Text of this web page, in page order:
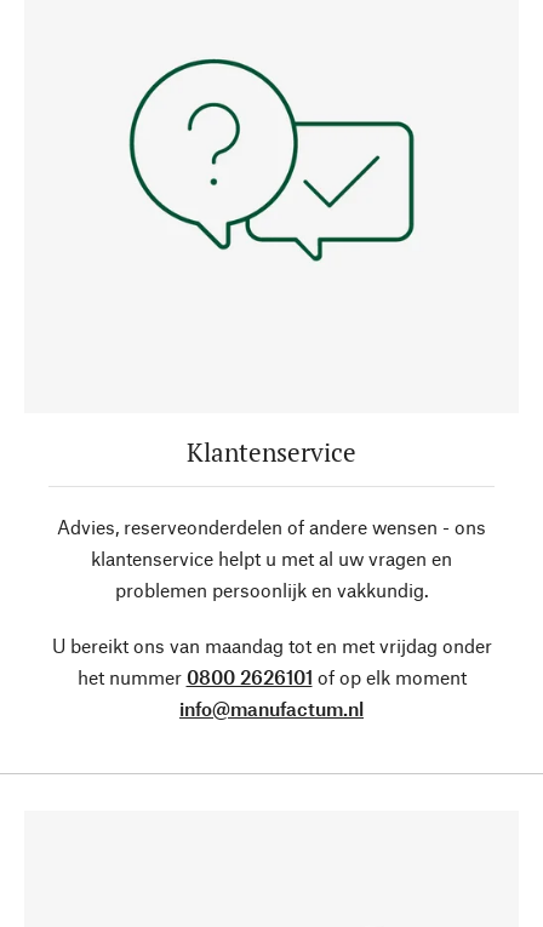
Klantenservice
Advies, reserveonderdelen of andere wensen - ons
klantenservice helpt u met al uw vragen en
problemen persoonlijk en vakkundig.
U bereikt ons van maandag tot en met vrijdag onder
het nummer 0800 2626101 of op elk moment
info@manufactum.nl